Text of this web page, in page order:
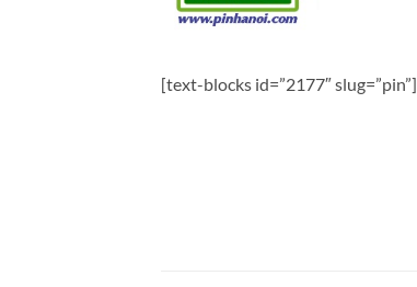
[text-blocks id=”2177″ slug=”pin”]